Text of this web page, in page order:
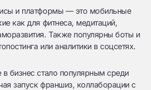
и платформы — это мобильные
как для фитнеса, медитаций,
Также популярны боты и
или аналитики в соцсетях.
в бизнес стало популярным среди
запуск франшиз, коллаборации с